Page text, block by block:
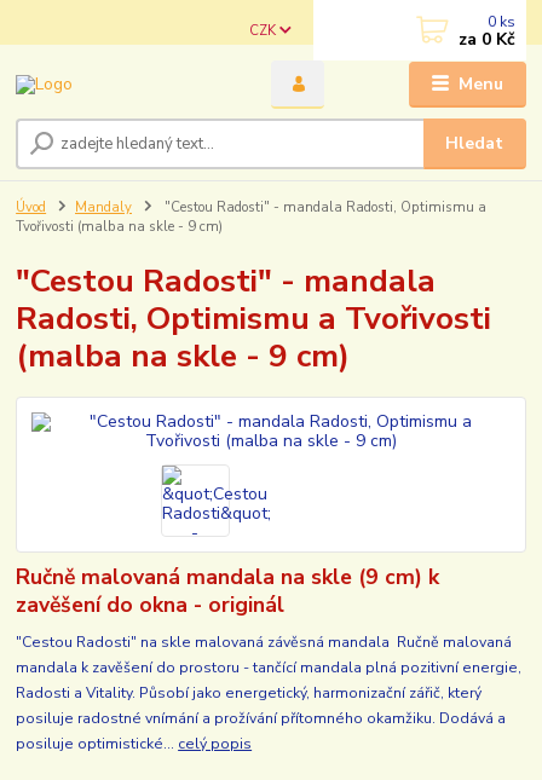
Menu
CZK
Hledat
0 ks
za 0 Kč
Úvod Mandaly
"Cestou Radosti" - mandala Radosti, Optimismu a
Tvořivosti (malba na skle - 9 cm)
"Cestou Radosti" - mandala
Radosti, Optimismu a Tvořivosti
(malba na skle - 9 cm)
Ručně malovaná mandala na skle (9 cm) k
zavěšení do okna - originál
"Cestou Radosti" na skle malovaná závěsná mandala Ručně malovaná
mandala k zavěšení do prostoru - tančící mandala plná pozitivní energie,
Radosti a Vitality. Působí jako energetický, harmonizační zářič, který
posiluje radostné vnímání a prožívání přítomného okamžiku. Dodává a
posiluje optimistické... celý popis